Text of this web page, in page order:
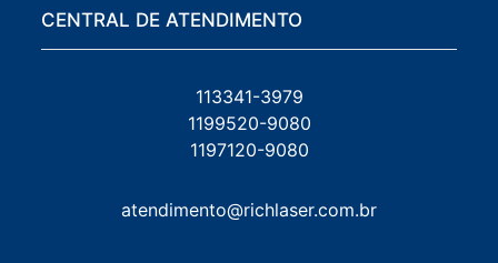
CENTRAL DE ATENDIMENTO
113341-3979
1199520-9080
1197120-9080
atendimento@richlaser.com.br